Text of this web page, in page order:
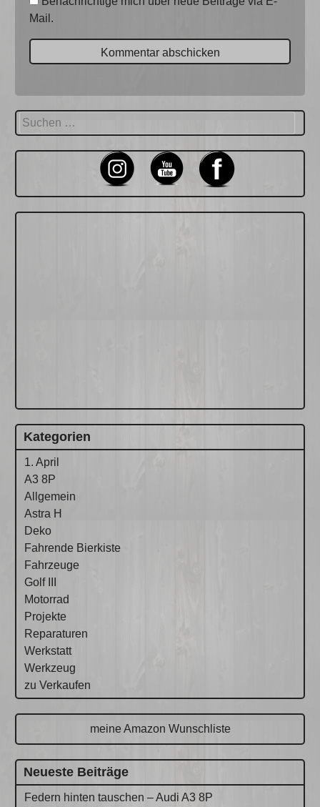
Mail.
Suchen
nach:
Kategorien
1. April
A3 8P
Allgemein
Astra H
Deko
Fahrende Bierkiste
Fahrzeuge
Golf III
Motorrad
Projekte
Reparaturen
Werkstatt
Werkzeug
zu Verkaufen
meine Amazon Wunschliste
Neueste Beiträge
Federn hinten tauschen – Audi A3 8P